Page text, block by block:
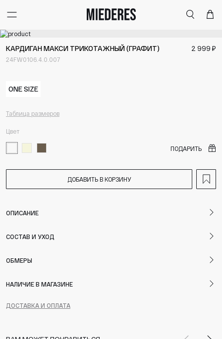
Меню Поиск
КАРДИГАН МАКСИ ТРИКОТАЖНЫЙ (ГРАФИТ)
24FW0106.4.0.007
2 999 ₽
ONE SIZE
Таблица размеров
Цвет
ПОДАРИТЬ
ДОБАВИТЬ В КОРЗИНУ
ОПИСАНИЕ
СОСТАВ И УХОД
ОБМЕРЫ
НАЛИЧИЕ В МАГАЗИНЕ
ДОСТАВКА И ОПЛАТА